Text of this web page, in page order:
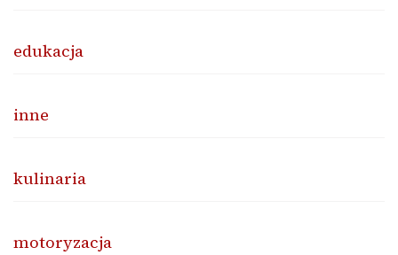
edukacja
inne
kulinaria
motoryzacja